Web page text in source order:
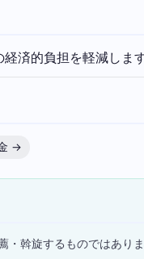
済的負担を軽減しま
→
・斡旋するものではあり